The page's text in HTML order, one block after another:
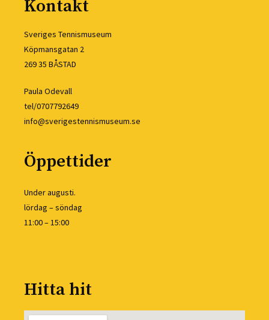
Kontakt
Sveriges Tennismuseum
Köpmansgatan 2
269 35 BÅSTAD
Paula Odevall
tel/0707792649
info@sverigestennismuseum.se
Öppettider
Under augusti.
lördag – söndag
11:00 – 15:00
Hitta hit